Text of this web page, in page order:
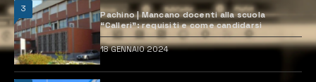
3
Pachino | Mancano docenti alla scuola
“Calleri”: requisiti e come candidarsi
18 GENNAIO 2024